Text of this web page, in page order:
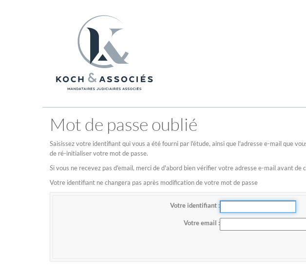
Mot de passe oublié
Saisissez votre identifiant qui vous a été fourni par l'étude, ainsi que l'adresse e-mail que
de ré-initialiser votre mot de passe.
Si vous ne recevez pas d'email, merci de d'abord bien vérifier votre adresse e-mail avant de
Votre identifiant ne changera pas après modification de votre mot de passe
Votre identifiant
Votre email